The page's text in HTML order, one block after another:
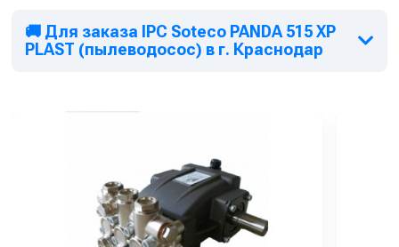
🚚 Для заказа IPC Soteco PANDA 515 XP
PLAST (пылеводосос) в г. Краснодар